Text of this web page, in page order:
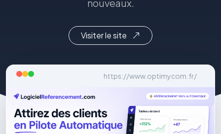
nouveaux.
Visiter le site
https://www.optimycom.fr/